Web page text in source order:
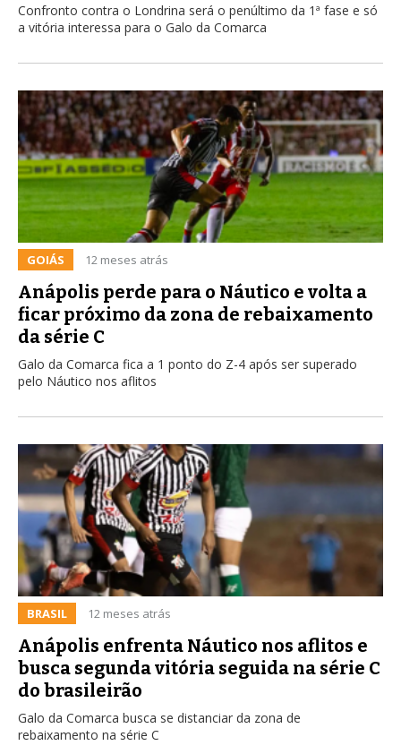
Confronto contra o Londrina será o penúltimo da 1ª fase e só
a vitória interessa para o Galo da Comarca
GOIÁS 12 meses atrás
Anápolis perde para o Náutico e volta a
ficar próximo da zona de rebaixamento
da série C
Galo da Comarca fica a 1 ponto do Z-4 após ser superado
pelo Náutico nos aflitos
BRASIL 12 meses atrás
Anápolis enfrenta Náutico nos aflitos e
busca segunda vitória seguida na série C
do brasileirão
Galo da Comarca busca se distanciar da zona de
rebaixamento na série C